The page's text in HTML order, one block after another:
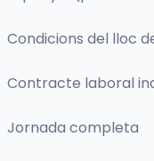
Condicions del lloc
Contracte laboral
Jornada completa